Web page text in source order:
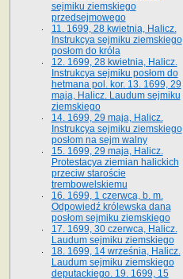
sejmiku ziemskiego
przedsejmowego
11. 1699, 28 kwietnia, Halicz.
Instrukcya sejmiku ziemskiego
posłom do króla
12. 1699, 28 kwietnia, Halicz.
Instrukcya sejmiku posłom do
hetmana pol. kor. 13. 1699, 29
maja, Halicz. Laudum sejmiku
ziemskiego
14. 1699, 29 maja, Halicz.
Instrukcya sejmiku ziemskiego
posłom na sejm walny
15. 1699, 29 maja, Halicz.
Protestacya ziemian halickich
przeciw staroście
trembowelskiemu
16. 1699, 1 czerwca, b. m.
Odpowiedź królewska dana
posłom sejmiku ziemskiego
17. 1699, 30 czerwca, Halicz.
Laudum sejmiku ziemskiego
18. 1699, 14 września, Halicz.
Laudum sejmiku ziemskiego
deputackiego. 19. 1699, 15